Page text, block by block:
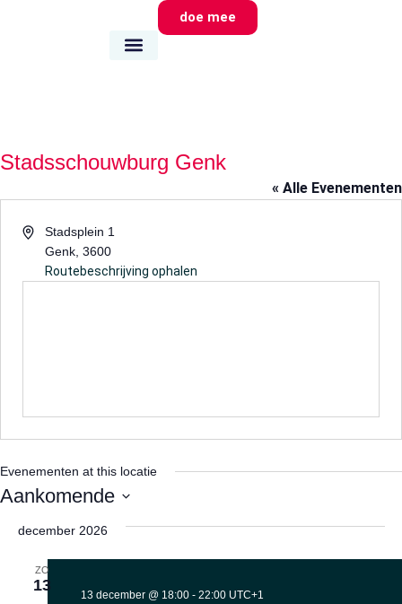
doe mee
Stadsschouwburg Genk
« Alle Evenementen
AdresStadsplein 1
Genk 3600
Routebeschrijving ophalen
Evenementen at this locatie
Aankomende
eendecember 2026
ZO
13
13 december @ 18:00- 22:00 UTC+1